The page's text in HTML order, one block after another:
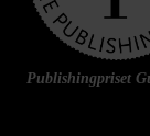
Publishingpriset